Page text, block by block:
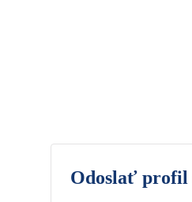
Odoslať profil